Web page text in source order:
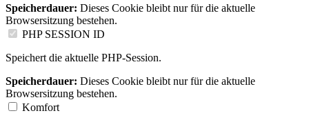
Speicherdauer: Dieses Cookie bleibt nur für die aktuelle
Browsersitzung bestehen.
PHP SESSION ID
Speichert die aktuelle PHP-Session.
Speicherdauer: Dieses Cookie bleibt nur für die aktuelle
Browsersitzung bestehen.
Komfort